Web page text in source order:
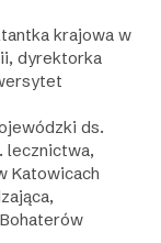
krajowa w
dyrektorka
ds.
lecznictwa,
Katowicach